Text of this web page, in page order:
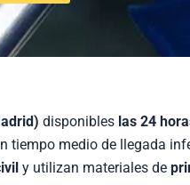
disponibles las 24
tiempo medio de llegada
y utilizan materiales de